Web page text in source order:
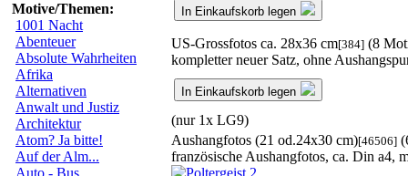
Motive/Themen:
1001 Nacht
Abenteuer
Absolute Wahrheiten
Afrika
Alternativen
Anwalt und Justiz
Architektur
Atom? Ja bitte!
Auf der Alm...
Auto - Bus
In Einkaufskorb legen
US-Grossfotos ca. 28x36 cm[384] (8
kompletter neuer Satz, ohne
In Einkaufskorb legen
(nur 1x LG9)
Aushangfotos (21 od.24x30 cm)[46506]
französische Aushangfotos, ca. Din a4,